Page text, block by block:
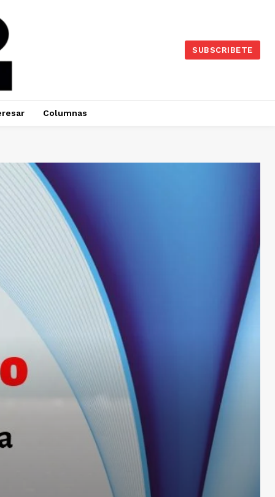
SUBSCRIBETE
Columnas